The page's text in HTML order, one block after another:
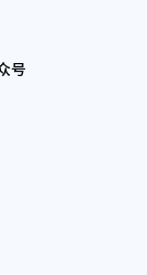
号